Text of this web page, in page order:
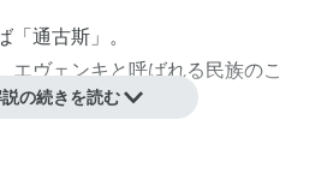
「通古斯」。
エヴェンキと呼ばれる民族のこ
の続きを読む